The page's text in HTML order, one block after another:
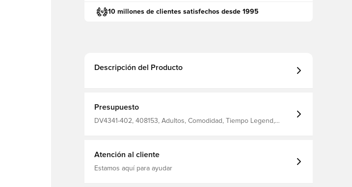
10 millones de clientes satisfechos desde 1995
Descripción del Producto
Presupuesto
DV4341-402, 408153, Adultos, Comodidad, Tiempo Legend,
Atención al cliente
Estamos aquí para ayudar